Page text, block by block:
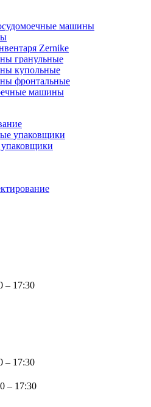
машины
Zernike
гранульные
купольные
фронтальные
машины
упаковщики
– 17:30
– 17:30
– 17:30